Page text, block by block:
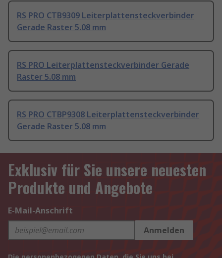
RS PRO CTB9309 Leiterplattensteckverbinder
Gerade Raster 5.08 mm
RS PRO Leiterplattensteckverbinder Gerade
Raster 5.08 mm
RS PRO CTBP9308 Leiterplattensteckverbinder
Gerade Raster 5.08 mm
Exklusiv für Sie unsere neuesten
Produkte und Angebote
E-Mail-Anschrift
Anmelden